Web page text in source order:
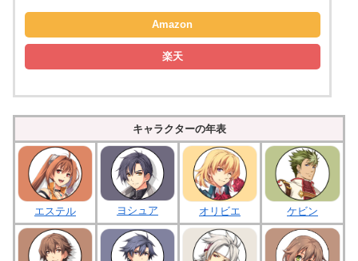
Amazon
楽天
キャラクターの年表
エステル ヨシュア オリビエ ケビン